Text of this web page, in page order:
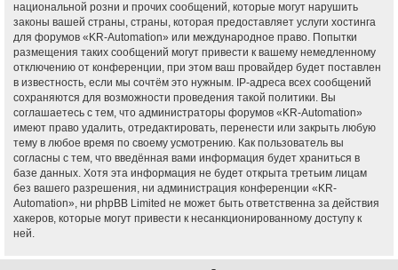
национальной розни и прочих сообщений, которые могут нарушить
законы вашей страны, страны, которая предоставляет услуги хостинга
для форумов «KR-Automation» или международное право. Попытки
размещения таких сообщений могут привести к вашему немедленному
отключению от конференции, при этом ваш провайдер будет поставлен
в известность, если мы сочтём это нужным. IP-адреса всех сообщений
сохраняются для возможности проведения такой политики. Вы
соглашаетесь с тем, что администраторы форумов «KR-Automation»
имеют право удалить, отредактировать, перенести или закрыть любую
тему в любое время по своему усмотрению. Как пользователь вы
согласны с тем, что введённая вами информация будет храниться в
базе данных. Хотя эта информация не будет открыта третьим лицам
без вашего разрешения, ни администрация конференции «KR-
Automation», ни phpBB Limited не может быть ответственна за действия
хакеров, которые могут привести к несанкционированному доступу к
ней.